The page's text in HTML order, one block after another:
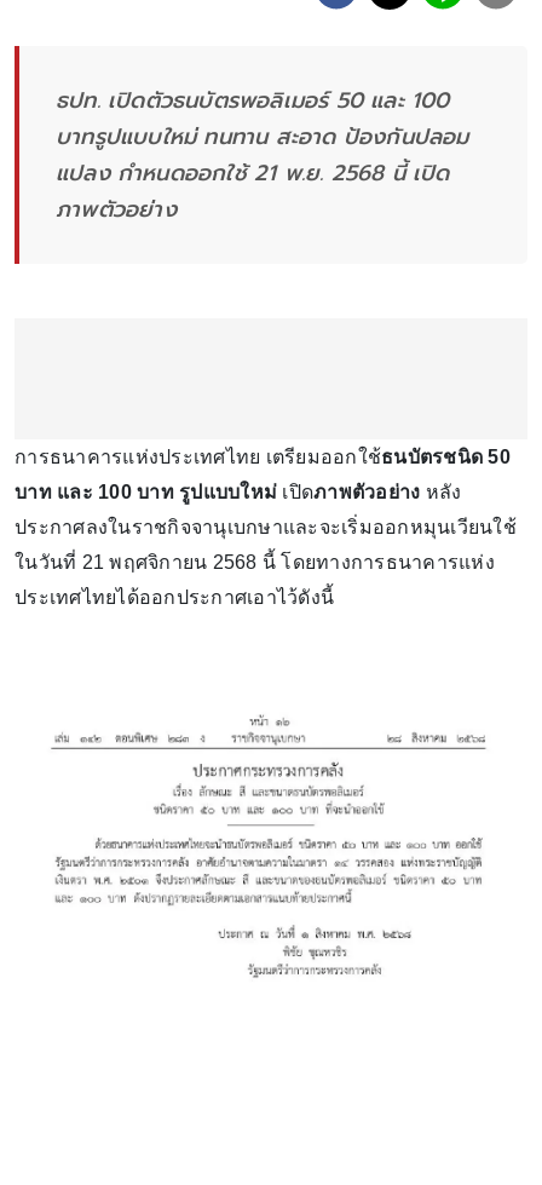
ธปท. เปิดตัวธนบัตรพอลิเมอร์ 50 และ 100
บาทรูปแบบใหม่ ทนทาน สะอาด ป้องกันปลอม
แปลง กำหนดออกใช้ 21 พ.ย. 2568 นี้ เปิด
ภาพตัวอย่าง
การธนาคารแห่งประเทศไทย เตรียมออกใช้ธนบัตรชนิด 50
บาท และ 100 บาท รูปแบบใหม่ เปิดภาพตัวอย่าง หลัง
ประกาศลงในราชกิจจานุเบกษาและจะเริ่มออกหมุนเวียนใช้
ในวันที่ 21 พฤศจิกายน 2568 นี้ โดยทางการธนาคารแห่ง
ประเทศไทยได้ออกประกาศเอาไว้ดังนี้